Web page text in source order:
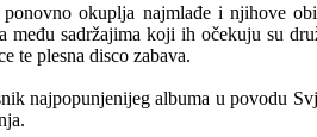
ponovno okuplja najmlađe i
sadržajima koji ih očekuju su
te plesna disco zabava.
najpopunjenijeg albuma u povodu